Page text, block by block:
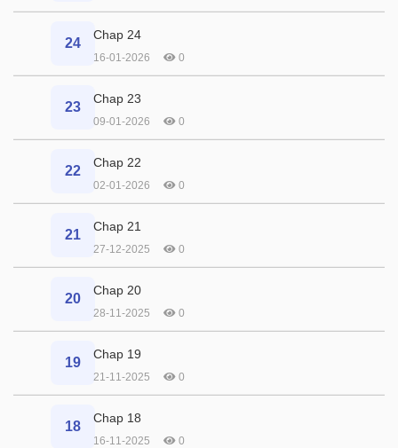
24
Chap 24
16-01-2026 0
23
Chap 23
09-01-2026 0
22
Chap 22
02-01-2026 0
21
Chap 21
27-12-2025 0
20
Chap 20
28-11-2025 0
19
Chap 19
21-11-2025 0
18
Chap 18
16-11-2025 0